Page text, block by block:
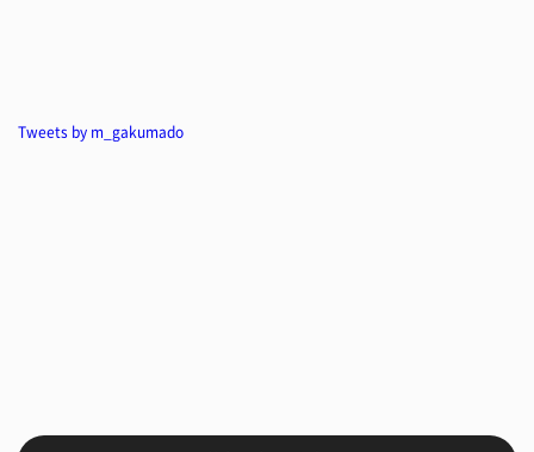
Tweets by m_gakumado